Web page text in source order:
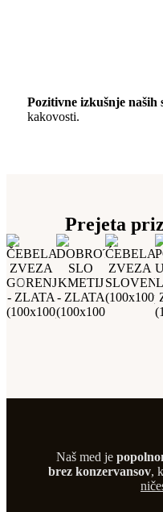
Pozitivne izkušnje naših
kakovosti.
Prejeta
Naš med je
brez konzervansov,